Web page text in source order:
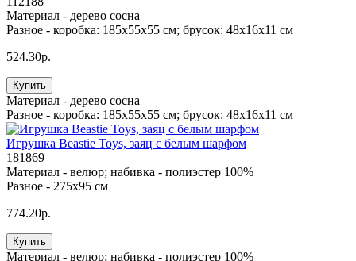
Материал - дерево сосна
Разное - коробка: 185x55x55 см; брусок: 48х16х11 см
524.30р.
Купить
Материал - дерево сосна
Разное - коробка: 185x55x55 см; брусок: 48х16х11 см
Игрушка Beastie Toys, заяц с белым шарфом
181869
Материал - велюр; набивка - полиэстер 100%
Разное - 275х95 см
774.20р.
Купить
Материал - велюр; набивка - полиэстер 100%